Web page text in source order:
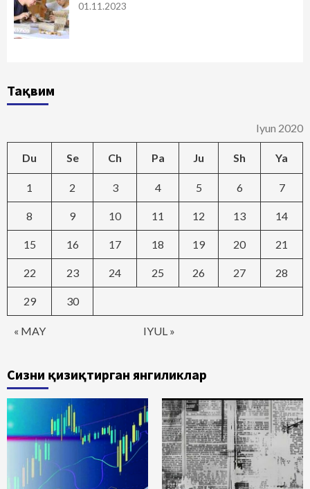
01.11.2023
Тақвим
Iyun 2020
Du Se Ch Pa Ju Sh Ya
« MAY IYUL »
1 2 3 4 5 6 7
8 9 10 11 12 13 14
15 16 17 18 19 20 21
22 23 24 25 26 27 28
29 30
Сизни қизиқтирган янгиликлар